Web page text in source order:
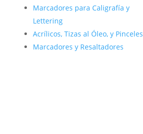
Marcadores para Caligrafía y
Lettering
Acrílicos, Tizas al Óleo, y Pinceles
Marcadores y Resaltadores